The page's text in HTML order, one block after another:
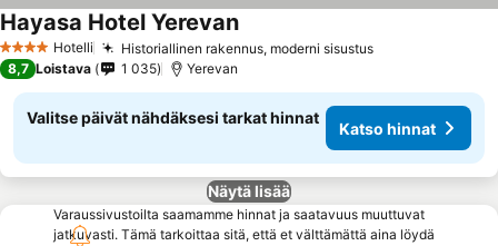
4 Tähtiluokitus
Hotelli Historiallinen rakennus, moderni sisustusKatso hinnat
Hayasa Hotel YerevanKatso hinnat
8,7 Loistava 1 035 Yerevan
Valitse päivät nähdäksesi tarkat hinnat
Katso hinnat
Näytä lisää
Varaussivustoilta saamamme hinnat ja saatavuus muuttuvat
jatkuvasti. Tämä tarkoittaa sitä, että et välttämättä aina löydä